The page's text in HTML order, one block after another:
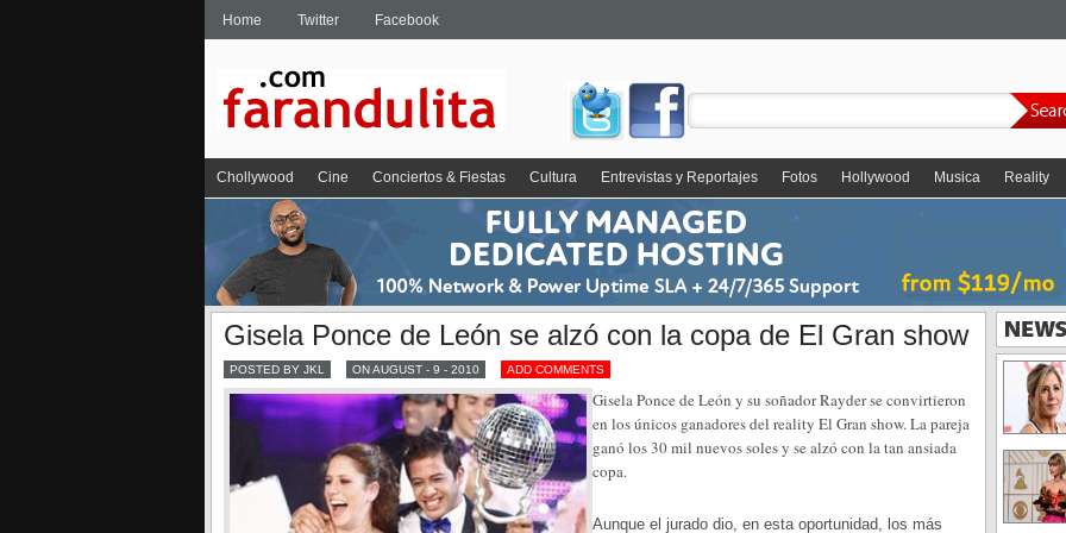
Home Twitter Facebook
Chollywood Cine Conciertos & Fiestas Cultura Entrevistas y Reportajes Fotos Hollywood Musica Reality
Gisela Ponce de León se alzó con la copa de El Gran show
POSTED BY JKL ON AUGUST - 9 - 2010 ADD COMMENTS
Gisela Ponce de León y su soñador Rayder se convirtieron
en los únicos ganadores del reality El Gran show. La pareja
ganó los 30 mil nuevos soles y se alzó con la tan ansiada
copa.
Aunque el jurado dio, en esta oportunidad, los más